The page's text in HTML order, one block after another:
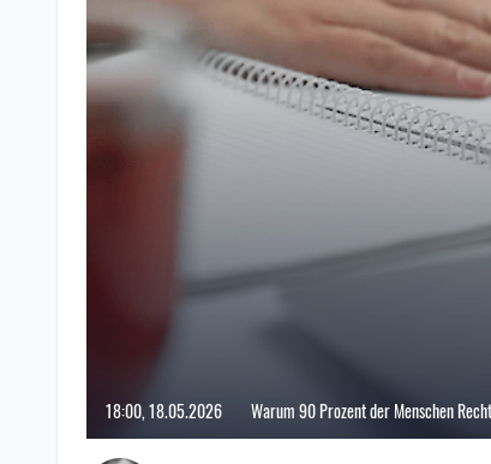
18:00, 18.05.2026 Warum 90 Prozent der Menschen